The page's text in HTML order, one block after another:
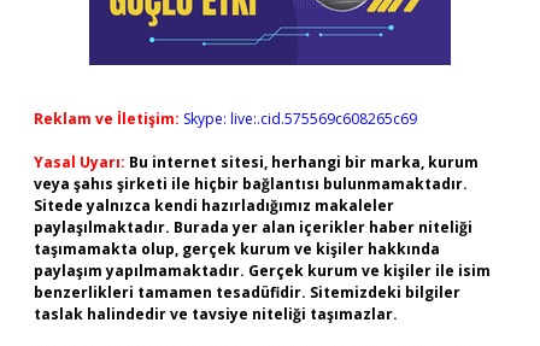
Reklam ve İletişim: Skype: live:.cid.575569c608265c69
Yasal Uyarı: Bu internet sitesi, herhangi bir marka, kurum
veya şahıs şirketi ile hiçbir bağlantısı bulunmamaktadır.
Sitede yalnızca kendi hazırladığımız makaleler
paylaşılmaktadır. Burada yer alan içerikler haber niteliği
taşımamakta olup, gerçek kurum ve kişiler hakkında
paylaşım yapılmamaktadır. Gerçek kurum ve kişiler ile isim
benzerlikleri tamamen tesadüfidir. Sitemizdeki bilgiler
taslak halindedir ve tavsiye niteliği taşımazlar.